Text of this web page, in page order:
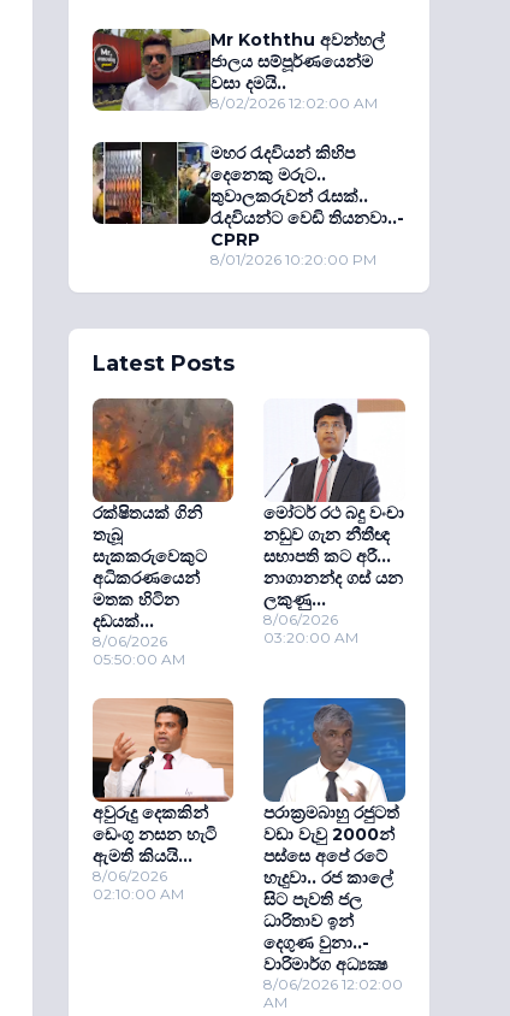
Mr Koththu අවන්හල්
ජාලය සම්පූර්ණයෙන්ම
වසා දමයි..
8/02/2026 12:02:00 AM
මහර රැදවියන් කිහිප
දෙනෙකු මරුට..
තුවාලකරුවන් රැසක්..
රැදවියන්ට වෙඩි තියනවා..-
CPRP
8/01/2026 10:20:00 PM
Latest Posts
රක්ෂිතයක් ගිනි
තැබූ
සැකකරුවෙකුට
අධිකරණයෙන්
මතක හිටින
දඩයක්...
8/06/2026
05:50:00 AM
මෝටර් රථ බදු වංචා
නඩුව ගැන නීතීඥ
සභාපති කට අරී...
නාගානන්ද ගස් යන
ලකුණු...
8/06/2026
03:20:00 AM
අවුරුදු දෙකකින්
ඩෙංගු නසන හැටි
ඇමති කියයි...
8/06/2026
02:10:00 AM
පරාක‍්‍රමබාහු රජුටත්
වඩා වැවු 2000න්
පස්සෙ අපේ රටේ
හැදුවා.. රජ කාලේ
සිට පැවති ජල
ධාරිතාව ඉන්
දෙගුණ වුනා..-
වාරිමාර්ග අධ්‍යක්‍ෂ
8/06/2026 12:02:00
AM